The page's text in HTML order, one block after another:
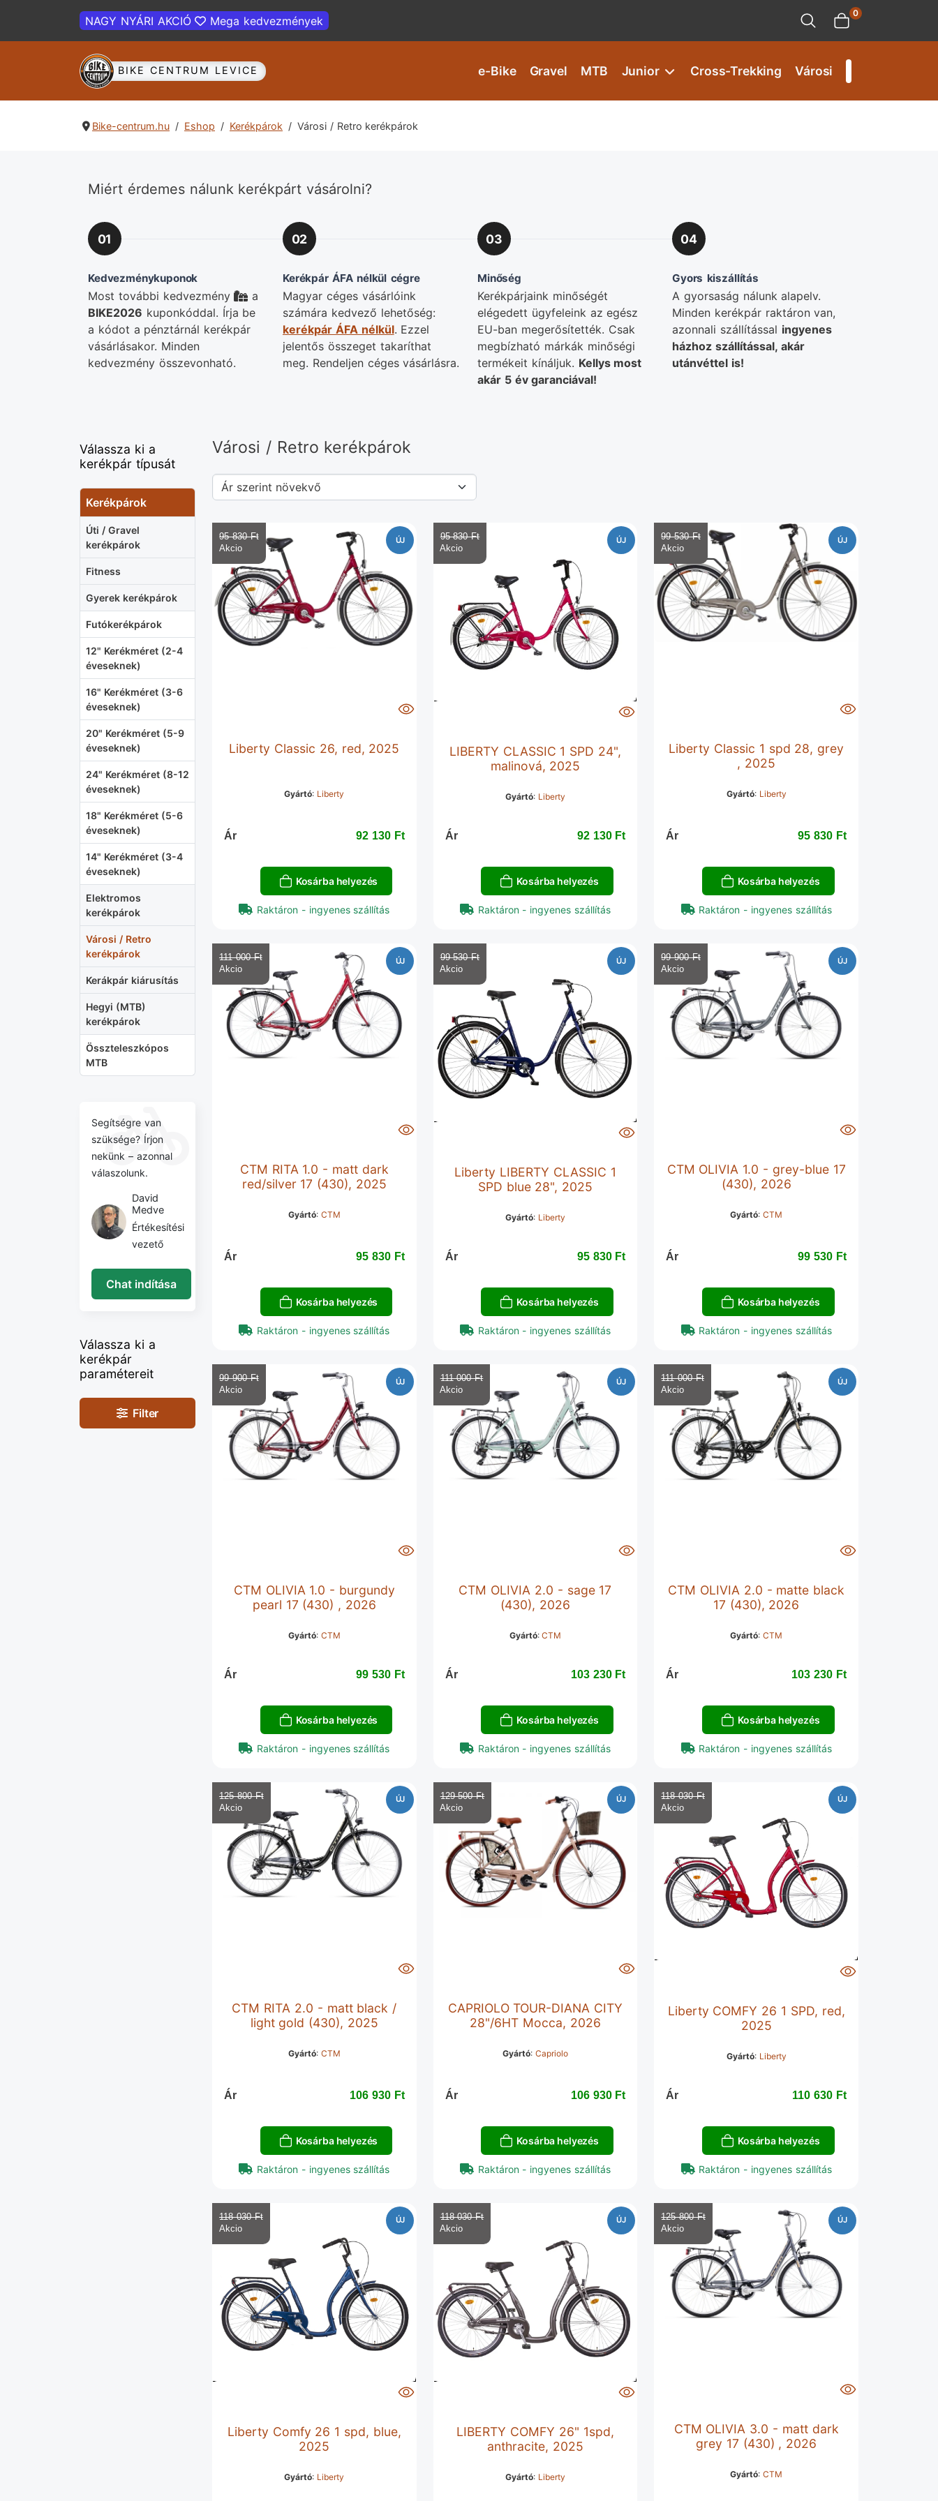
NAGY NYÁRI AKCIÓ Mega kedvezmények
0
BIKE CENTRUM LEVICE e-Bike Gravel MTB Junior Cross-Trekking Városi
Bike-centrum.hu Eshop Kerékpárok Városi / Retro kerékpárok
Miért érdemes nálunk kerékpárt vásárolni?
01
Kedvezménykuponok
Most további kedvezmény
a
BIKE2026 kuponkóddal. Írja be
a kódot a pénztárnál kerékpár
vásárlásakor. Minden
kedvezmény összevonható.
02
Kerékpár ÁFA nélkül cégre
Magyar céges vásárlóink
számára kedvező lehetőség:
kerékpár ÁFA nélkül. Ezzel
jelentős összeget takaríthat
meg. Rendeljen céges vásárlásra.
03
Minőség
Kerékpárjaink minőségét
elégedett ügyfeleink az egész
EU-ban megerősítették. Csak
megbízható márkák minőségi
termékeit kínáljuk. Kellys most
akár 5 év garanciával!
04
Gyors kiszállítás
A gyorsaság nálunk alapelv.
Minden kerékpár raktáron van,
azonnali szállítással ingyenes
házhoz szállítással, akár
utánvéttel is!
Válassza ki a
kerékpár típusát
Kerékpárok
Úti / Gravel
kerékpárok
Fitness
Gyerek kerékpárok
Futókerékpárok
12" Kerékméret (2-4
éveseknek)
16" Kerékméret (3-6
éveseknek)
20" Kerékméret (5-9
éveseknek)
24" Kerékméret (8-12
éveseknek)
18" Kerékméret (5-6
éveseknek)
14" Kerékméret (3-4
éveseknek)
Elektromos
kerékpárok
Városi / Retro
kerékpárok
Kerákpár kiárusítás
Hegyi (MTB)
kerékpárok
Összteleszkópos
MTB
Segítségre van
szüksége? Írjon
nekünk – azonnal
válaszolunk.
David
Medve
Értékesítési
vezető
Chat indítása
Válassza ki a
kerékpár
paramétereit
Filter
Városi / Retro kerékpárok
ÚJ
Liberty Classic 26, red, 2025
Gyártó: Liberty
95 830 Ft‎
Ár 92 130 Ft‎
Kosárba helyezés
Raktáron - ingyenes szállítás
ÚJ
LIBERTY CLASSIC 1 SPD 24",
malinová, 2025
Gyártó: Liberty
95 830 Ft‎
Ár 92 130 Ft‎
Kosárba helyezés
Raktáron - ingyenes szállítás
ÚJ
Liberty Classic 1 spd 28, grey
, 2025
Gyártó: Liberty
99 530 Ft‎
Ár 95 830 Ft‎
Kosárba helyezés
Raktáron - ingyenes szállítás
ÚJ
CTM RITA 1.0 - matt dark
red/silver 17 (430), 2025
Gyártó: CTM
111 000 Ft‎
Ár 95 830 Ft‎
Kosárba helyezés
Raktáron - ingyenes szállítás
ÚJ
Liberty LIBERTY CLASSIC 1
SPD blue 28", 2025
Gyártó: Liberty
99 530 Ft‎
Ár 95 830 Ft‎
Kosárba helyezés
Raktáron - ingyenes szállítás
ÚJ
CTM OLIVIA 1.0 - grey-blue 17
(430), 2026
Gyártó:CTM
99 900 Ft‎
Ár 99 530 Ft‎
Kosárba helyezés
Raktáron - ingyenes szállítás
ÚJ
CTM OLIVIA 1.0 - burgundy
pearl 17 (430) , 2026
Gyártó: CTM
99 900 Ft‎
Ár 99 530 Ft‎
Kosárba helyezés
Raktáron - ingyenes szállítás
ÚJ
CTM OLIVIA 2.0 - sage 17
(430), 2026
Gyártó:CTM
111 000 Ft‎
Ár 103 230 Ft‎
Kosárba helyezés
Raktáron - ingyenes szállítás
ÚJ
CTM OLIVIA 2.0 - matte black
17 (430), 2026
Gyártó:CTM
111 000 Ft‎
Ár 103 230 Ft‎
Kosárba helyezés
Raktáron - ingyenes szállítás
ÚJ
CTM RITA 2.0 - matt black /
light gold (430), 2025
Gyártó: CTM
125 800 Ft‎
Ár 106 930 Ft‎
Kosárba helyezés
Raktáron - ingyenes szállítás
ÚJ
CAPRIOLO TOUR-DIANA CITY
28"/6HT Mocca, 2026
Gyártó: Capriolo
129 500 Ft‎
Ár 106 930 Ft‎
Kosárba helyezés
Raktáron - ingyenes szállítás
ÚJ
Liberty COMFY 26 1 SPD, red,
2025
Gyártó: Liberty
118 030 Ft‎
Ár 110 630 Ft‎
Kosárba helyezés
Raktáron - ingyenes szállítás
ÚJ
Liberty Comfy 26 1 spd, blue,
2025
Gyártó: Liberty
118 030 Ft‎ ÚJ
LIBERTY COMFY 26" 1spd,
anthracite, 2025
Gyártó: Liberty
118 030 Ft‎ ÚJ
CTM OLIVIA 3.0 - matt dark
grey 17 (430) , 2026
Gyártó:CTM
125 800 Ft‎